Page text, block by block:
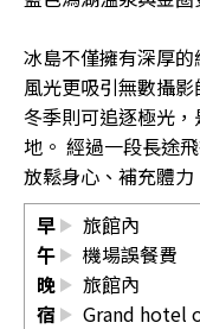
冰島不僅擁有深厚
風光更吸引無數攝
冬季則可追逐極光
地。 經過一段長途
放鬆身心、補充體力
早
旅館內
午
機場誤餐費
晚
旅館內
宿
Grand hotel